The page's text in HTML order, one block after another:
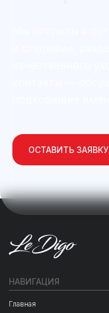
НАВИГАЦИЯ
Главная